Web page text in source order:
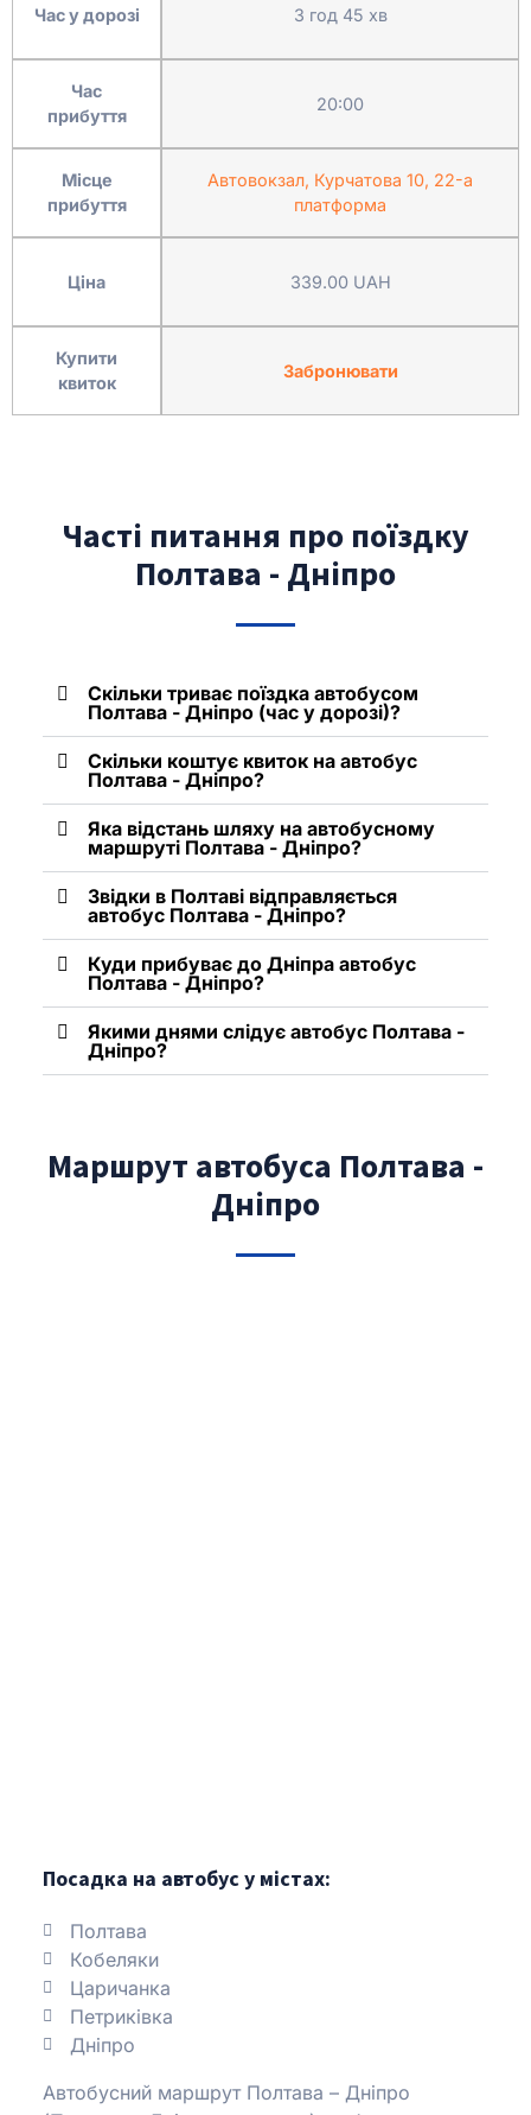
Час у дорозі
Час
прибуття
Місце
прибуття
Ціна
Купити
квиток
3 год 45 хв
20:00
Автовокзал, Курчатова 10, 22-а
платформа
339.00 UAH
Забронювати
Часті питання про поїздку
Полтава - Дніпро
Скільки триває поїздка автобусом
Полтава - Дніпро (час у дорозі)?
Скільки коштує квиток на автобус
Полтава - Дніпро?
Яка відстань шляху на автобусному
маршруті Полтава - Дніпро?
Звідки в Полтаві відправляється
автобус Полтава - Дніпро?
Куди прибуває до Дніпра автобус
Полтава - Дніпро?
Якими днями слідує автобус Полтава -
Дніпро?
Маршрут автобуса Полтава -
Дніпро
Посадка на автобус у містах:
Полтава
Кобеляки
Царичанка
Петриківка
Дніпро
Автобусний маршрут Полтава – Дніпро